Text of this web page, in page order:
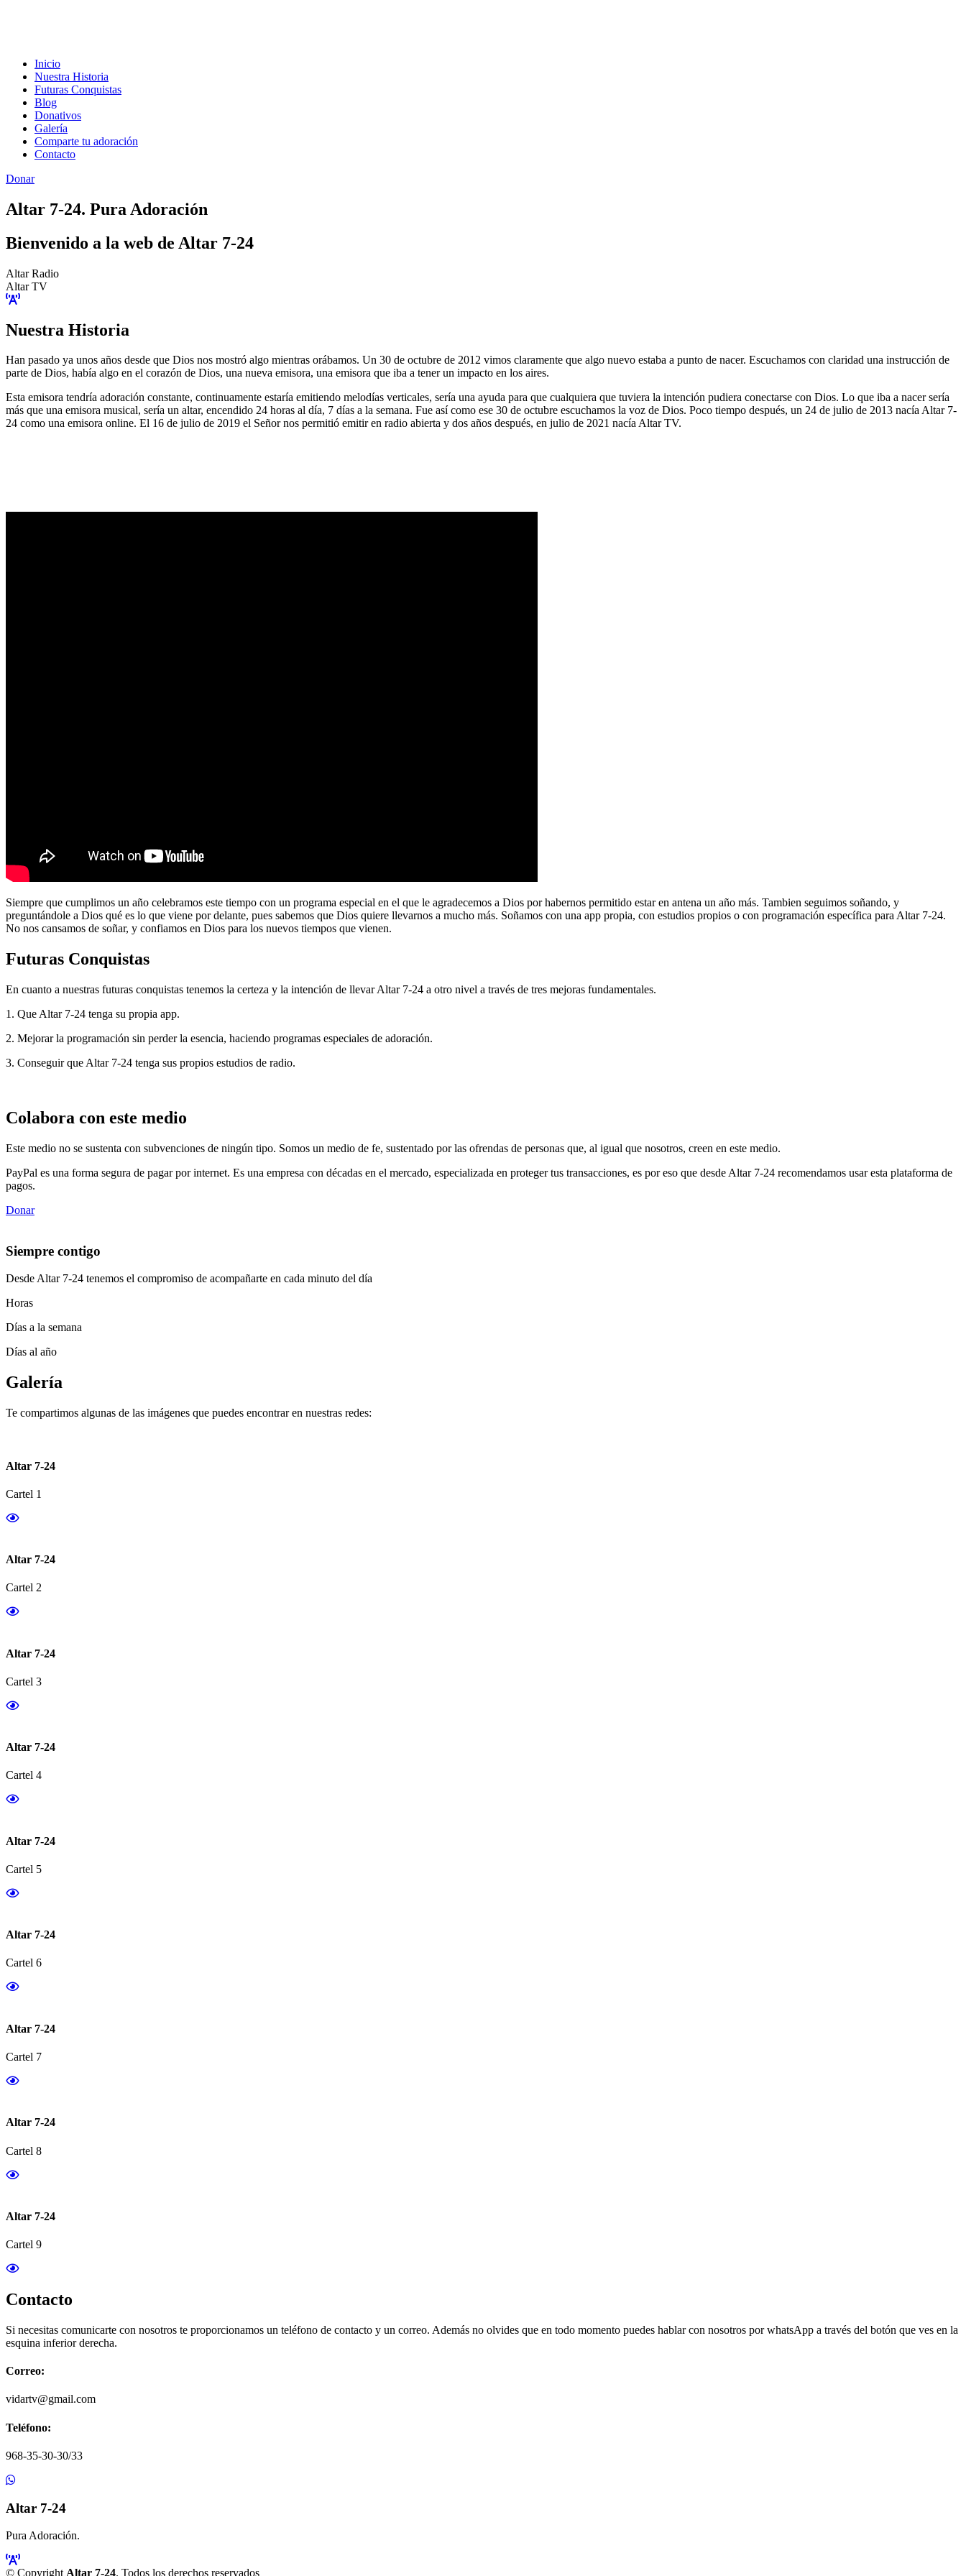
Inicio
Nuestra Historia
Futuras Conquistas
Blog
Donativos
Galería
Comparte tu adoración
Contacto
Donar
Altar 7-24. Pura Adoración
Bienvenido a la web de Altar 7-24
Altar Radio
Altar TV
Nuestra Historia
Han pasado ya unos años desde que Dios nos mostró algo mientras orábamos. Un 30 de octubre de 2012 vimos claramente que algo nuevo estaba a punto de nacer. Escuchamos con claridad una instrucción de
parte de Dios, había algo en el corazón de Dios, una nueva emisora, una emisora que iba a tener un impacto en los aires.
Esta emisora tendría adoración constante, continuamente estaría emitiendo melodías verticales, sería una ayuda para que cualquiera que tuviera la intención pudiera conectarse con Dios. Lo que iba a nacer sería
más que una emisora musical, sería un altar, encendido 24 horas al día, 7 días a la semana. Fue así como ese 30 de octubre escuchamos la voz de Dios. Poco tiempo después, un 24 de julio de 2013 nacía Altar 7-
24 como una emisora online. El 16 de julio de 2019 el Señor nos permitió emitir en radio abierta y dos años después, en julio de 2021 nacía Altar TV.
Siempre que cumplimos un año celebramos este tiempo con un programa especial en el que le agradecemos a Dios por habernos permitido estar en antena un año más. Tambien seguimos soñando, y
preguntándole a Dios qué es lo que viene por delante, pues sabemos que Dios quiere llevarnos a mucho más. Soñamos con una app propia, con estudios propios o con programación específica para Altar 7-24.
No nos cansamos de soñar, y confiamos en Dios para los nuevos tiempos que vienen.
Futuras Conquistas
En cuanto a nuestras futuras conquistas tenemos la certeza y la intención de llevar Altar 7-24 a otro nivel a través de tres mejoras fundamentales.
1. Que Altar 7-24 tenga su propia app.
2. Mejorar la programación sin perder la esencia, haciendo programas especiales de adoración.
3. Conseguir que Altar 7-24 tenga sus propios estudios de radio.
Colabora con este medio
Este medio no se sustenta con subvenciones de ningún tipo. Somos un medio de fe, sustentado por las ofrendas de personas que, al igual que nosotros, creen en este medio.
PayPal es una forma segura de pagar por internet. Es una empresa con décadas en el mercado, especializada en proteger tus transacciones, es por eso que desde Altar 7-24 recomendamos usar esta plataforma de
pagos.
Donar
Siempre contigo
Desde Altar 7-24 tenemos el compromiso de acompañarte en cada minuto del día
Horas
Días a la semana
Días al año
Galería
Te compartimos algunas de las imágenes que puedes encontrar en nuestras redes:
Altar 7-24
Cartel 1
Altar 7-24
Cartel 2
Altar 7-24
Cartel 3
Altar 7-24
Cartel 4
Altar 7-24
Cartel 5
Altar 7-24
Cartel 6
Altar 7-24
Cartel 7
Altar 7-24
Cartel 8
Altar 7-24
Cartel 9
Contacto
Si necesitas comunicarte con nosotros te proporcionamos un teléfono de contacto y un correo. Además no olvides que en todo momento puedes hablar con nosotros por whatsApp a través del botón que ves en la
esquina inferior derecha.
Correo:
vidartv@gmail.com
Teléfono:
968-35-30-30/33
Altar 7-24
Pura Adoración.
© Copyright Altar 7-24. Todos los derechos reservados